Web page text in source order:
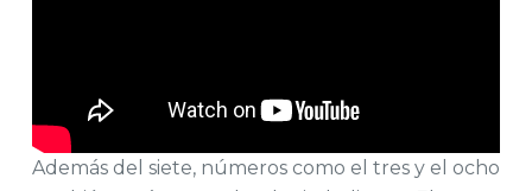
Además del siete, números como el tres y el ocho